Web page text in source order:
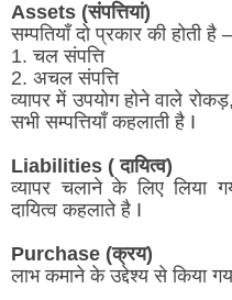
Assets (संपत्तियां)
सम्पतियाँ दो प्रकार की होती है –
1. चल संपत्ति
2. अचल संपत्ति
व्यापर में उपयोग होने वाले
सभी सम्पत्तियाँ कहलाती है I
Liabilities ( दायित्व)
व्यापर चलाने के लिए लिया
दायित्व कहलाते है I
Purchase (क्रय)
लाभ कमाने के उद्देश्य से किया